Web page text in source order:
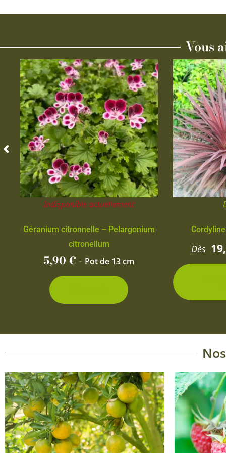
Vous
Indisponible actuellement
Géranium citronnelle – Pelargonium
citronellum
5,90€ - Pot de 13 cm
Dès